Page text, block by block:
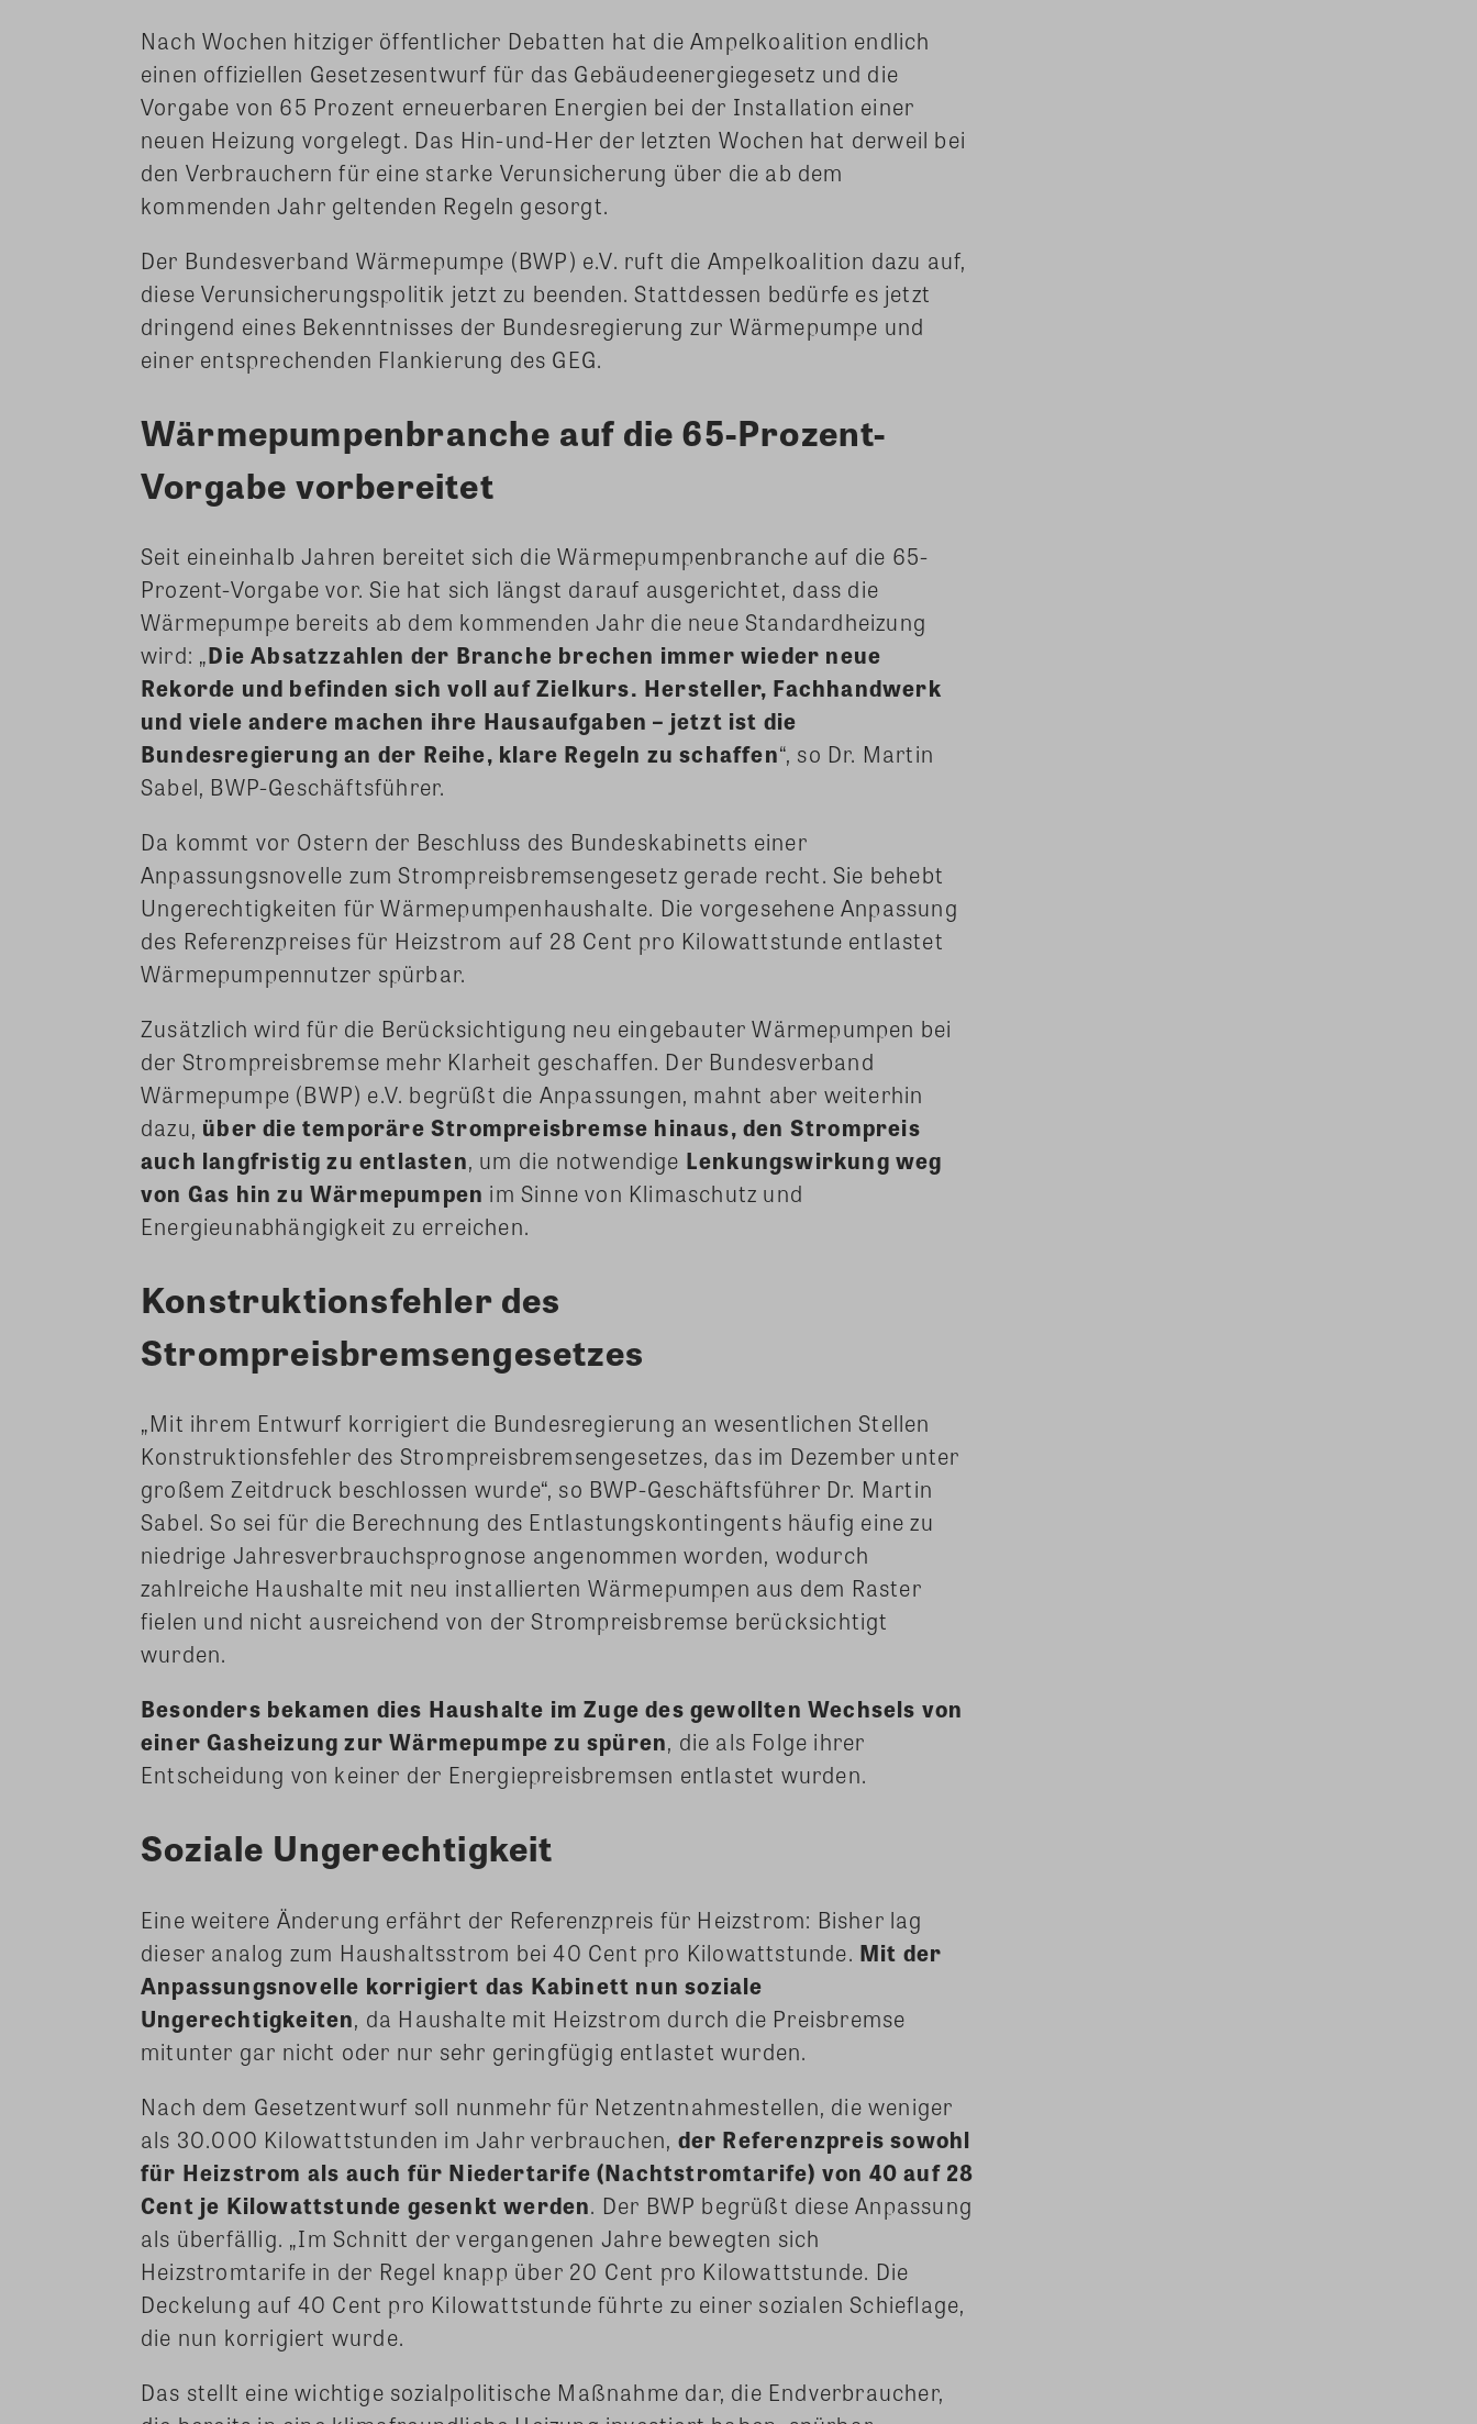
Nach Wochen hitziger öffentlicher Debatten hat die Ampelkoalition endlich
einen offiziellen Gesetzesentwurf für das Gebäudeenergiegesetz und die
Vorgabe von 65 Prozent erneuerbaren Energien bei der Installation einer
neuen Heizung vorgelegt. Das Hin-und-Her der letzten Wochen hat derweil bei
den Verbrauchern für eine starke Verunsicherung über die ab dem
kommenden Jahr geltenden Regeln gesorgt.
Der Bundesverband Wärmepumpe (BWP) e.V. ruft die Ampelkoalition dazu auf,
diese Verunsicherungspolitik jetzt zu beenden. Stattdessen bedürfe es jetzt
dringend eines Bekenntnisses der Bundesregierung zur Wärmepumpe und
einer entsprechenden Flankierung des GEG.
Wärmepumpenbranche auf die 65-Prozent-
Vorgabe vorbereitet
Seit eineinhalb Jahren bereitet sich die Wärmepumpenbranche auf die 65-
Prozent-Vorgabe vor. Sie hat sich längst darauf ausgerichtet, dass die
Wärmepumpe bereits ab dem kommenden Jahr die neue Standardheizung
wird: „Die Absatzzahlen der Branche brechen immer wieder neue
Rekorde und befinden sich voll auf Zielkurs. Hersteller, Fachhandwerk
und viele andere machen ihre Hausaufgaben – jetzt ist die
Bundesregierung an der Reihe, klare Regeln zu schaffen“, so Dr. Martin
Sabel, BWP-Geschäftsführer.
Da kommt vor Ostern der Beschluss des Bundeskabinetts einer
Anpassungsnovelle zum Strompreisbremsengesetz gerade recht. Sie behebt
Ungerechtigkeiten für Wärmepumpenhaushalte. Die vorgesehene Anpassung
des Referenzpreises für Heizstrom auf 28 Cent pro Kilowattstunde entlastet
Wärmepumpennutzer spürbar.
Zusätzlich wird für die Berücksichtigung neu eingebauter Wärmepumpen bei
der Strompreisbremse mehr Klarheit geschaffen. Der Bundesverband
Wärmepumpe (BWP) e.V. begrüßt die Anpassungen, mahnt aber weiterhin
dazu, über die temporäre Strompreisbremse hinaus, den Strompreis
auch langfristig zu entlasten, um die notwendige Lenkungswirkung weg
von Gas hin zu Wärmepumpen im Sinne von Klimaschutz und
Energieunabhängigkeit zu erreichen.
Konstruktionsfehler des
Strompreisbremsengesetzes
„Mit ihrem Entwurf korrigiert die Bundesregierung an wesentlichen Stellen
Konstruktionsfehler des Strompreisbremsengesetzes, das im Dezember unter
großem Zeitdruck beschlossen wurde“, so BWP-Geschäftsführer Dr. Martin
Sabel. So sei für die Berechnung des Entlastungskontingents häufig eine zu
niedrige Jahresverbrauchsprognose angenommen worden, wodurch
zahlreiche Haushalte mit neu installierten Wärmepumpen aus dem Raster
fielen und nicht ausreichend von der Strompreisbremse berücksichtigt
wurden.
Besonders bekamen dies Haushalte im Zuge des gewollten Wechsels von
einer Gasheizung zur Wärmepumpe zu spüren, die als Folge ihrer
Entscheidung von keiner der Energiepreisbremsen entlastet wurden.
Soziale Ungerechtigkeit
Eine weitere Änderung erfährt der Referenzpreis für Heizstrom: Bisher lag
dieser analog zum Haushaltsstrom bei 40 Cent pro Kilowattstunde. Mit der
Anpassungsnovelle korrigiert das Kabinett nun soziale
Ungerechtigkeiten, da Haushalte mit Heizstrom durch die Preisbremse
mitunter gar nicht oder nur sehr geringfügig entlastet wurden.
Nach dem Gesetzentwurf soll nunmehr für Netzentnahmestellen, die weniger
als 30.000 Kilowattstunden im Jahr verbrauchen, der Referenzpreis sowohl
für Heizstrom als auch für Niedertarife (Nachtstromtarife) von 40 auf 28
Cent je Kilowattstunde gesenkt werden. Der BWP begrüßt diese Anpassung
als überfällig. „Im Schnitt der vergangenen Jahre bewegten sich
Heizstromtarife in der Regel knapp über 20 Cent pro Kilowattstunde. Die
Deckelung auf 40 Cent pro Kilowattstunde führte zu einer sozialen Schieflage,
die nun korrigiert wurde.
Das stellt eine wichtige sozialpolitische Maßnahme dar, die Endverbraucher,